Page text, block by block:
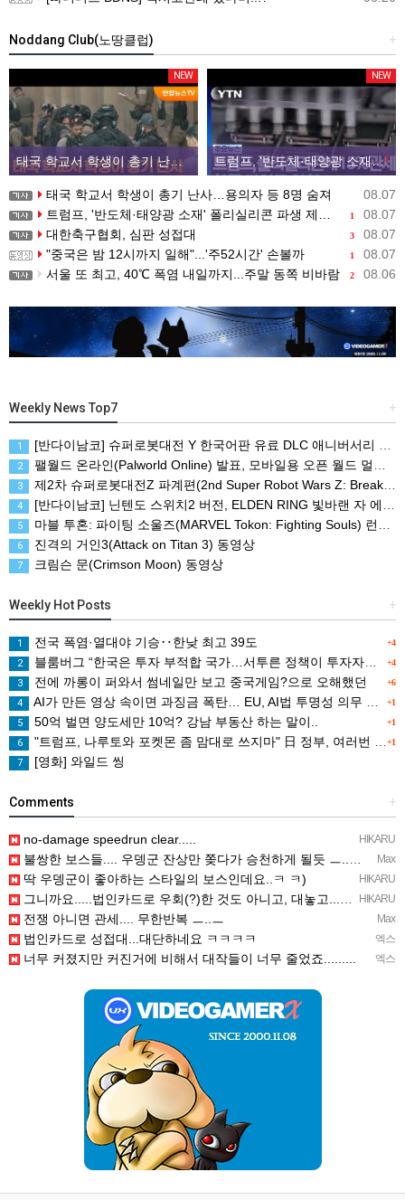
+
Noddang Club(노땅클럽)
NEW
태국 학교서 학생이 총기 난사…용의자 등 8명 숨져
NEW
1
트럼프, '반도체·태양광 소재' 폴리실리콘 파생 제품에 15% 관세...한국 기업도 영향
08.07
태국 학교서 학생이 총기 난사…용의자 등 8명 숨져
1 08.07
트럼프, '반도체·태양광 소재' 폴리실리콘 파생 제품에 15% 관세...한국 기업도 영향
3 08.07
대한축구협회, 심판 성접대
1 08.07
"중국은 밤 12시까지 일해"...'주52시간' 손볼까
2 08.06
서울 또 최고, 40℃ 폭염 내일까지...주말 동쪽 비바람
+
Weekly News Top7
1 [반다이남코] 슈퍼로봇대전 Y 한국어판 유료 DLC 애니버서리 확장팩, 8월 5일 판매 시작
2 팰월드 온라인(Palworld Online) 발표, 모바일용 오픈 월드 멀티플레이 생존 크래프트
3 제2차 슈퍼로봇대전Z 파계편(2nd Super Robot Wars Z: Break the World Chapter) Remastered 제작 결정
4 [반다이남코] 닌텐도 스위치2 버전, ELDEN RING 빛바랜 자 에디션 패키지 예약 판매, 8월 5일 시작
5 마블 투혼: 파이팅 소울즈(MARVEL Tokon: Fighting Souls) 런칭 트레일러
6 진격의 거인3(Attack on Titan 3) 동영상
7 크림슨 문(Crimson Moon) 동영상
+
Weekly Hot Posts
+4
1 전국 폭염·열대야 기승‥한낮 최고 39도
+4
2 블룸버그 “한국은 투자 부적합 국가…서투른 정책이 투자자에게 트라우마”
+6
3 전에 까롱이 퍼와서 썸네일만 보고 중국게임?으로 오해했던
+1
4 AI가 만든 영상 속이면 과징금 폭탄… EU, AI법 투명성 의무 본격 가동
+1
5 50억 벌면 양도세만 10억? 강남 부동산 하는 말이..
+1
6 "트럼프, 나루토와 포켓몬 좀 맘대로 쓰지마" 日 정부, 여러번 '공식 우려' 표명
7 [영화] 와일드 씽
+
Comments
HIKARU
no-damage speedrun clear.....
Max
불쌍한 보스들.... 우뎅군 잔상만 쫒다가 승천하게 될듯 ㅡ..ㅡy~
HIKARU
딱 우뎅군이 좋아하는 스타일의 보스인데요..ㅋ ㅋ)
HIKARU
그니까요.....법인카드로 우회(?)한 것도 아니고, 대놓고...ㅋ ㅋ)
Max
전쟁 아니면 관세.... 무한반복 ㅡ..ㅡ
엑스
법인카드로 성접대...대단하네요 ㅋㅋㅋㅋ
엑스
너무 커졌지만 커진거에 비해서 대작들이 너무 줄었죠.........